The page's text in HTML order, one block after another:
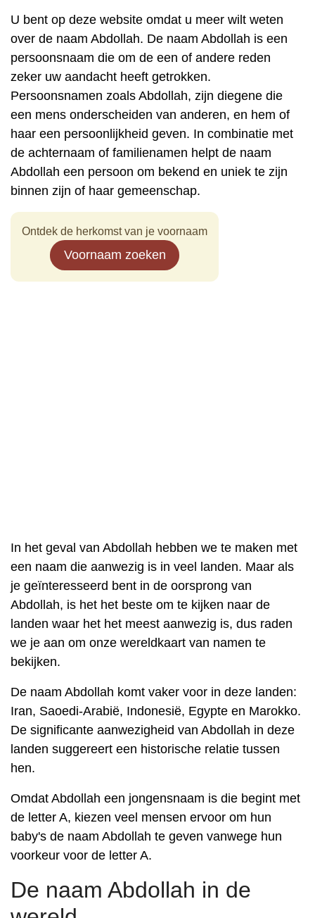
U bent op deze website omdat u meer wilt weten
over de naam Abdollah. De naam Abdollah is een
persoonsnaam die om de een of andere reden
zeker uw aandacht heeft getrokken.
Persoonsnamen zoals Abdollah, zijn diegene die
een mens onderscheiden van anderen, en hem of
haar een persoonlijkheid geven. In combinatie met
de achternaam of familienamen helpt de naam
Abdollah een persoon om bekend en uniek te zijn
binnen zijn of haar gemeenschap.
Ontdek de herkomst van je voornaam
Voornaam zoeken
In het geval van Abdollah hebben we te maken met
een naam die aanwezig is in veel landen. Maar als
je geïnteresseerd bent in de oorsprong van
Abdollah, is het het beste om te kijken naar de
landen waar het het meest aanwezig is, dus raden
we je aan om onze wereldkaart van namen te
bekijken.
De naam Abdollah komt vaker voor in deze landen:
Iran, Saoedi-Arabië, Indonesië, Egypte en Marokko.
De significante aanwezigheid van Abdollah in deze
landen suggereert een historische relatie tussen
hen.
Omdat Abdollah een jongensnaam is die begint met
de letter A, kiezen veel mensen ervoor om hun
baby's de naam Abdollah te geven vanwege hun
voorkeur voor de letter A.
De naam Abdollah in de